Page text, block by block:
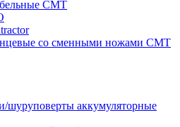
СМТ
со сменными ножами CMT
шуруповерты аккумуляторные